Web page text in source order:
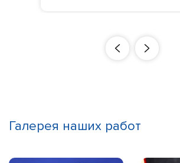
Галерея наших работ